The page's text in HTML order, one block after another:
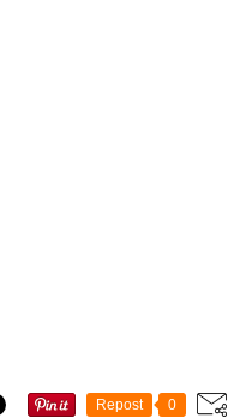
Repost 0